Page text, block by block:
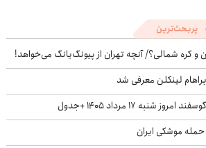
پربحث‌ترین
و کره شمالی؟/ آنچه تهران از پیونگ‌یانگ می‌خواهد!
لینکلن معرفی شد
۱۷ مرداد ۱۴۰۵ +جدول
حمله موشکی ایران